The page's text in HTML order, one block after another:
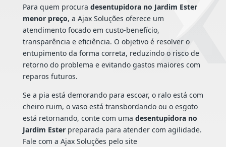
Para quem procura desentupidora no Jardim Ester
menor preço, a Ajax Soluções oferece um
atendimento focado em custo-benefício,
transparência e eficiência. O objetivo é resolver o
entupimento da forma correta, reduzindo o risco de
retorno do problema e evitando gastos maiores com
reparos futuros.
Se a pia está demorando para escoar, o ralo está com
cheiro ruim, o vaso está transbordando ou o esgoto
está retornando, conte com uma desentupidora no
Jardim Esterpreparada para atender com agilidade.
Fale com a Ajax Soluções pelo site